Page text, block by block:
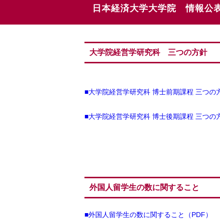
日本経済大学大学院 情報公
大学院経営学研究科 三つの方針
■大学院経営学研究科 博士前期課程 三つの
■大学院経営学研究科 博士後期課程 三つの
外国人留学生の数に関すること
■外国人留学生の数に関すること（PDF）